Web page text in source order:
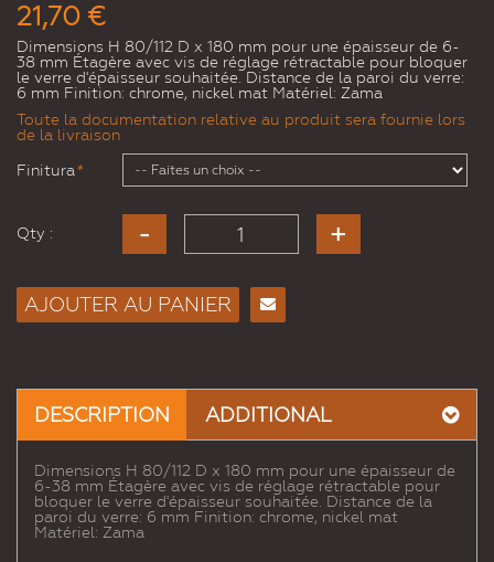
21,70 €
Dimensions H 80/112 D x 180 mm pour une épaisseur de 6-
38 mm Étagère avec vis de réglage rétractable pour bloquer
le verre d'épaisseur souhaitée. Distance de la paroi du verre:
6 mm Finition: chrome, nickel mat Matériel: Zama
Toute la documentation relative au produit sera fournie lors
de la livraison
*
Finitura
Qty :
AJOUTER AU PANIER
DESCRIPTION ADDITIONAL
Dimensions H 80/112 D x 180 mm pour une épaisseur de
6-38 mm Étagère avec vis de réglage rétractable pour
bloquer le verre d'épaisseur souhaitée. Distance de la
paroi du verre: 6 mm Finition: chrome, nickel mat
Matériel: Zama